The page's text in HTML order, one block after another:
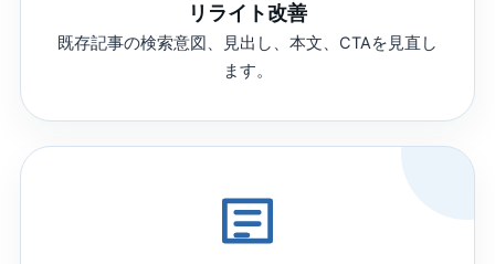
リライト改善
既存記事の検索意図、見出し、本文、CTAを見直し
ます。